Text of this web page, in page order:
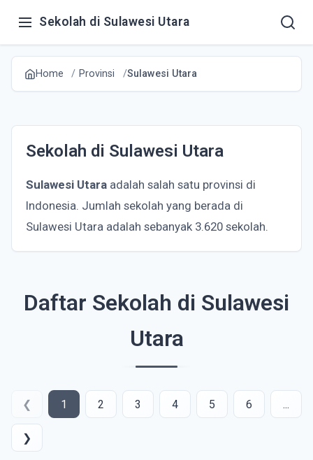
Sekolah di Sulawesi Utara
Home Provinsi Sulawesi Utara
Sekolah di Sulawesi Utara
Sulawesi Utara adalah salah satu provinsi di
Indonesia. Jumlah sekolah yang berada di
Sulawesi Utara adalah sebanyak 3.620 sekolah.
Daftar Sekolah di Sulawesi
Utara
❮ 1 2 3 4 5 6 ...
❯